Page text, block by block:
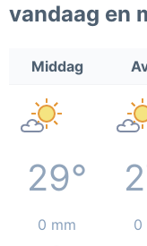
vandaag en
Middag
29°
0 mm 0